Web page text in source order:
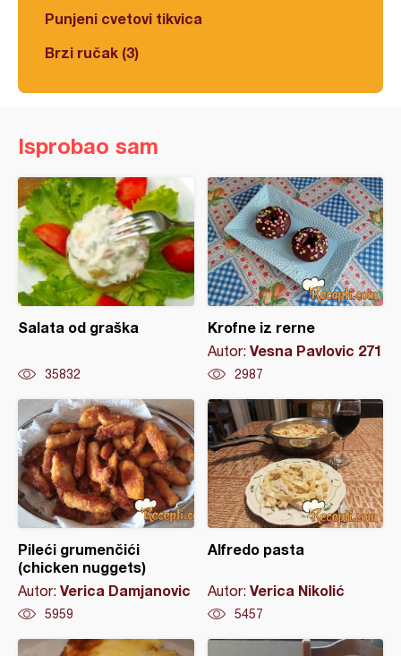
Punjeni cvetovi tikvica
Brzi ručak (3)
Isprobao sam
Salata od graška
35832
Krofne iz rerne
Autor: Vesna Pavlovic 271
2987
Pileći grumenčići
(chicken nuggets)
Autor: Verica Damjanovic
5959
Alfredo pasta
Autor: Verica Nikolić
5457